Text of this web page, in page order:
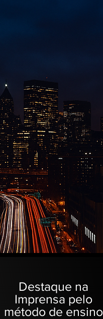
Destaque na
Imprensa pelo
método de ensino